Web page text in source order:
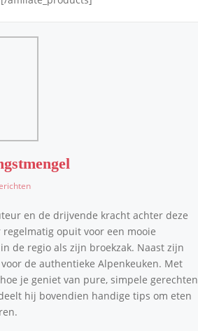
en de drijvende kracht achter deze
opuit voor een mooie
de regio als zijn broekzak. Naast zijn
de authentieke Alpenkeuken. Met
je geniet van pure, simpele gerechten
hij bovendien handige tips om eten